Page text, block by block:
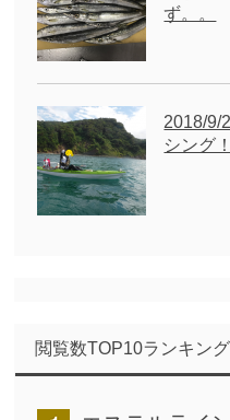
ず。。
2018/9/
シング
閲覧数TOP10ランキン